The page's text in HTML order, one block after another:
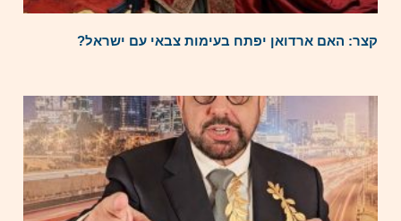
קצר: האם ארדואן יפתח בעימות צבאי עם ישראל?